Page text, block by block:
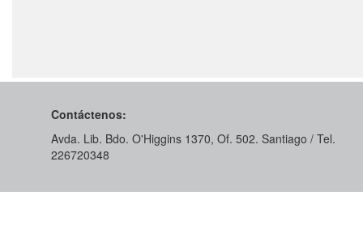
Contáctenos:
Avda. Lib. Bdo. O'Higgins 1370, Of. 502. Santiago / Tel.
226720348